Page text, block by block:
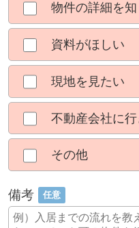
物件の詳細を
資料がほしい
現地を見たい
不動産会社に
その他
備考 任意